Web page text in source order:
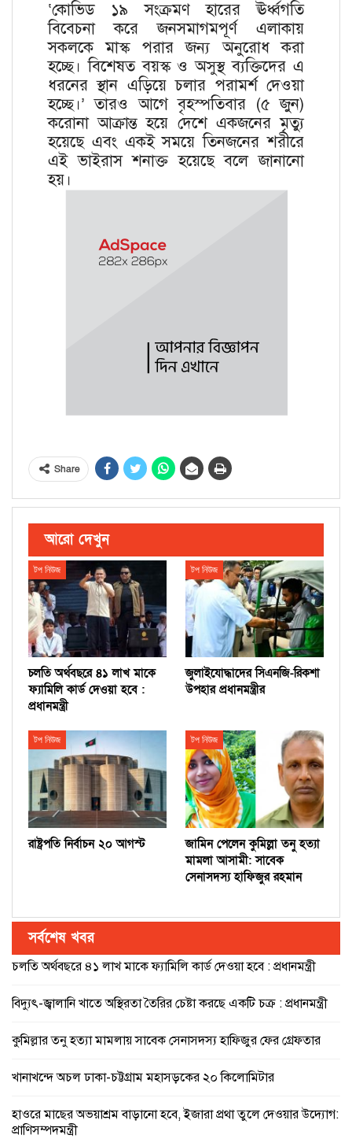
‘কোভিড ১৯ সংক্রমণ হারের ঊর্ধ্বগতি
বিবেচনা করে জনসমাগমপূর্ণ এলাকায়
সকলকে মাস্ক পরার জন্য অনুরোধ করা
হচ্ছে। বিশেষত বয়স্ক ও অসুস্থ ব্যক্তিদের এ
ধরনের স্থান এড়িয়ে চলার পরামর্শ দেওয়া
হচ্ছে।’ তারও আগে বৃহস্পতিবার (৫ জুন)
করোনা আক্রান্ত হয়ে দেশে একজনের মৃত্যু
হয়েছে এবং একই সময়ে তিনজনের শরীরে
এই ভাইরাস শনাক্ত হয়েছে বলে জানানো
হয়।
Share
আরো দেখুন
টপ নিউজ
চলতি অর্থবছরে ৪১ লাখ মাকে
ফ্যামিলি কার্ড দেওয়া হবে :
প্রধানমন্ত্রী
টপ নিউজ
জুলাইযোদ্ধাদের সিএনজি-রিকশা
উপহার প্রধানমন্ত্রীর
টপ নিউজ
রাষ্ট্রপতি নির্বাচন ২০ আগস্ট
টপ নিউজ
জামিন পেলেন কুমিল্লা তনু হত্যা
মামলা আসামী: সাবেক
সেনাসদস্য হাফিজুর রহমান
সর্বশেষ খবর
চলতি অর্থবছরে ৪১ লাখ মাকে ফ্যামিলি কার্ড দেওয়া হবে : প্রধানমন্ত্রী
বিদ্যুৎ-জ্বালানি খাতে অস্থিরতা তৈরির চেষ্টা করছে একটি চক্র : প্রধানমন্ত্রী
কুমিল্লার তনু হত্যা মামলায় সাবেক সেনাসদস্য হাফিজুর ফের গ্রেফতার
খানাখন্দে অচল ঢাকা-চট্টগ্রাম মহাসড়কের ২০ কিলোমিটার
হাওরে মাছের অভয়াশ্রম বাড়ানো হবে, ইজারা প্রথা তুলে দেওয়ার উদ্যোগ:
প্রাণিসম্পদমন্ত্রী